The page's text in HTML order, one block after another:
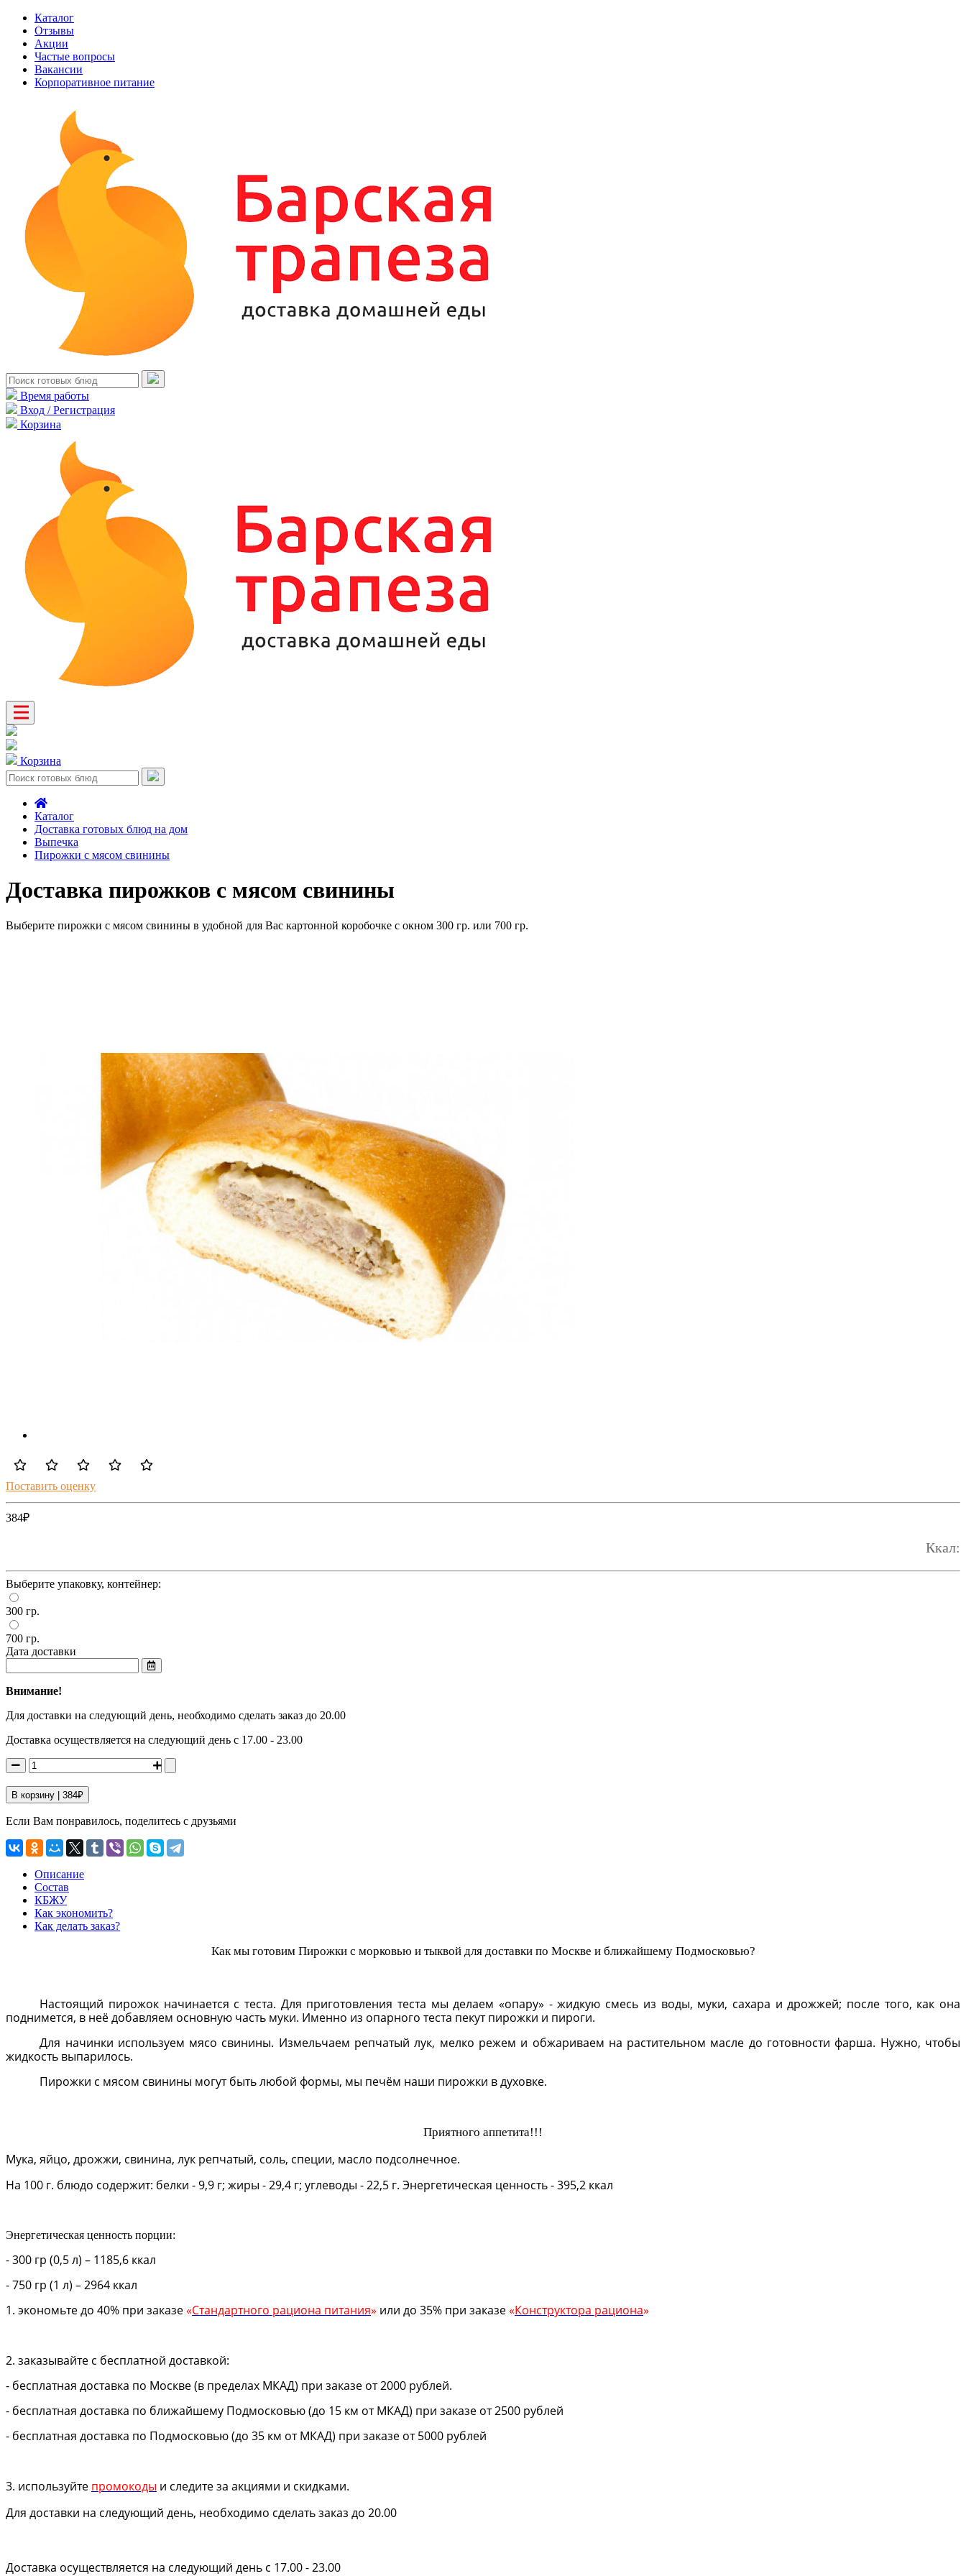
Каталог
Отзывы
Акции
Частые вопросы
Вакансии
Корпоративное питание
Время работы
Вход / Регистрация
Корзина
Корзина
Каталог
Доставка готовых блюд на дом
Выпечка
Пирожки с мясом свинины
Доставка пирожков с мясом свинины
Выберите пирожки с мясом свинины в удобной для Вас картонной коробочке с окном 300 гр. или 700 гр.
Поставить оценку
384₽
Ккал:
Выберите упаковку, контейнер:
300 гр.
700 гр.
Дата доставки
Внимание!
Для доставки на следующий день, необходимо сделать заказ до 20.00
Доставка осуществляется на следующий день с 17.00 - 23.00
В корзину | 384₽
Если Вам понравилось, поделитесь с друзьями
Описание
Состав
КБЖУ
Как экономить?
Как делать заказ?
Как мы готовим Пирожки с морковью и тыквой для доставки по Москве и ближайшему Подмосковью?
Настоящий пирожок начинается с теста. Для приготовления теста мы делаем «опару» - жидкую смесь из воды, муки, сахара и дрожжей; после того, как она
поднимется, в неё добавляем основную часть муки. Именно из опарного теста пекут пирожки и пироги.
Для начинки используем мясо свинины. Измельчаем репчатый лук, мелко режем и обжариваем на растительном масле до готовности фарша. Нужно, чтобы
жидкость выпарилось.
Пирожки с мясом свинины могут быть любой формы, мы печём наши пирожки в духовке.
Приятного аппетита!!!
Мука, яйцо, дрожжи, свинина, лук репчатый, соль, специи, масло подсолнечное.
На 100 г. блюдо содержит: белки - 9,9 г; жиры - 29,4 г; углеводы - 22,5 г. Энергетическая ценность - 395,2 ккал
Энергетическая ценность порции:
- 300 гр (0,5 л) – 1185,6 ккал
- 750 гр (1 л) – 2964 ккал
1. экономьте до 40% при заказе«Стандартного рациона питания» или до 35% при заказе«Конструктора рациона»
2. заказывайте с бесплатной доставкой:
- бесплатная доставка по Москве (в пределах МКАД) при заказе от 2000 рублей.
- бесплатная доставка по ближайшему Подмосковью (до 15 км от МКАД) при заказе от 2500 рублей
- бесплатная доставка по Подмосковью (до 35 км от МКАД) при заказе от 5000 рублей
3. используйте промокоды и следите за акциями и скидками.
Для доставки на следующий день, необходимо сделать заказ до 20.00
Доставка осуществляется на следующий день с 17.00 - 23.00